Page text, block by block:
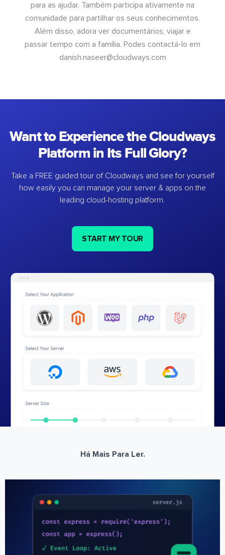
para as ajudar. Também participa ativamente na
comunidade para partilhar os seus conhecimentos.
Além disso, adora ver documentários, viajar e
passar tempo com a família. Podes contactá-lo em
danish.naseer@cloudways.com
Want to Experience the Cloudways
Platform in Its Full Glory?
Take a FREE guided tour of Cloudways and see for yourself
how easily you can manage your server & apps on the
leading cloud-hosting platform.
START MY TOUR
Há Mais Para Ler.